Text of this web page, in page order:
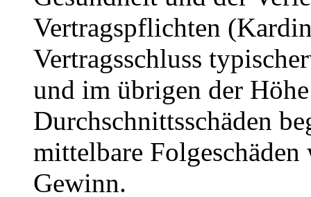
Vertragspflichten
Vertragsschluss
und im übrigen der
Durchschnittsschäden
mittelbare Folgeschäden
Gewinn.